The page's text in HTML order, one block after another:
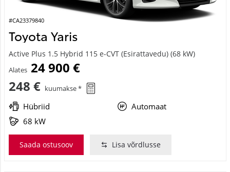
#CA23379840
Toyota Yaris
Active Plus 1.5 Hybrid 115 e-CVT (Esirattavedu) (68 kW)
Alates 24 900 €
248 € kuumakse *
Hübriid
Automaat
68 kW
Saada ostusoov Lisa võrdlusse